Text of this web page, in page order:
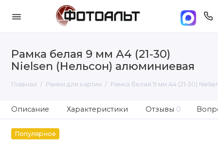
Рамка белая 9 мм А4 (21-30)
Nielsen (Нельсон) алюминиевая
Главная Рамки для картин Рамка белая 9 мм А4 (21-30)
Описание Характеристики Отзывы 0
Популярное